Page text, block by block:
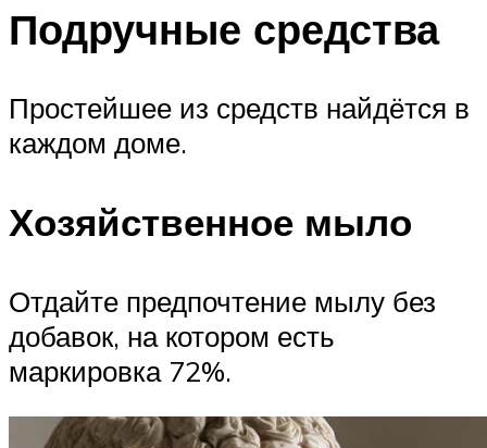
Подручные средства
Простейшее из средств найдётся в
каждом доме.
Хозяйственное мыло
Отдайте предпочтение мылу без
добавок, на котором есть
маркировка 72%.